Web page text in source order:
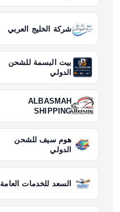
شركة الخليج العربي
بيت البسمة للشحن
الدولي
ALBASMAH
SHIPPING
هوم سيف للشحن
الدولي
السعد للخدمات العامة